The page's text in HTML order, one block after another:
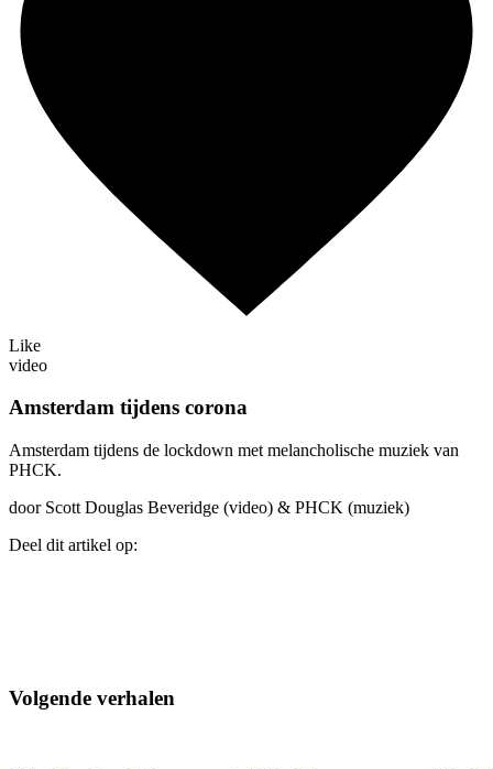
Like
video
Amsterdam tijdens corona
Amsterdam tijdens de lockdown met melancholische muziek van
PHCK.
door Scott Douglas Beveridge (video) & PHCK (muziek)
Deel dit artikel op:
Volgende verhalen